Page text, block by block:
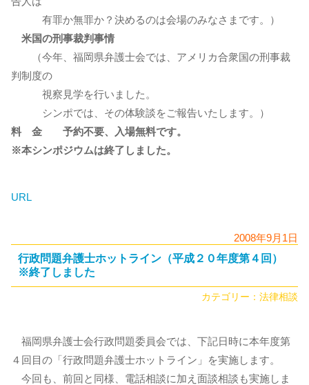
有罪か無罪か？決めるのは会場のみなさまです。）
米国の刑事裁判事情
（今年、福岡県弁護士会では、アメリカ合衆国の刑事裁
判制度の
視察見学を行いました。
シンポでは、その体験談をご報告いたします。）
料 金 予約不要、入場無料です。
※本シンポジウムは終了しました。
URL
2008年9月1日
行政問題弁護士ホットライン（平成２０年度第４回）
※終了しました
カテゴリー： 法律相談
福岡県弁護士会行政問題委員会では、下記日時に本年度第
４回目の「行政問題弁護士ホットライン」を実施します。
今回も、前回と同様、電話相談に加え面談相談も実施しま